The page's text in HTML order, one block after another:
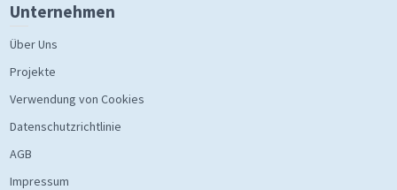
Unternehmen
Über Uns
Projekte
Verwendung von Cookies
Datenschutzrichtlinie
AGB
Impressum